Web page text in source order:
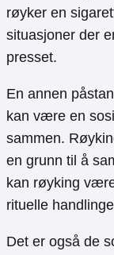
røyker en
situasjoner der
presset.
En annen
kan være en
sammen.
en grunn til å
kan røyking
rituelle
Det er også de